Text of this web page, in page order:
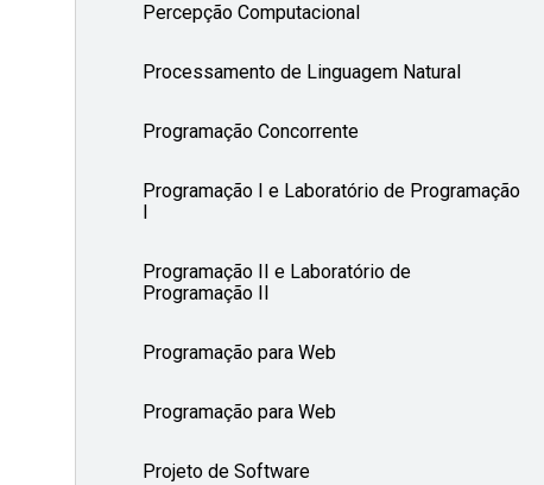
Percepção Computacional
Processamento de Linguagem Natural
Programação Concorrente
Programação I e Laboratório de Programação
Programação II e Laboratório de
Programação II
Programação para Web
Programação para Web
Projeto de Software